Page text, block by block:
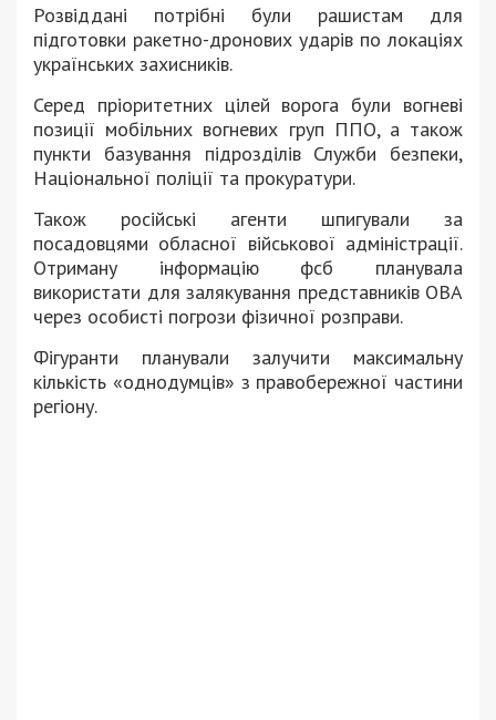
Розвіддані потрібні були рашистам для
підготовки ракетно-дронових ударів по локаціях
українських захисників.
Серед пріоритетних цілей ворога були вогневі
позиції мобільних вогневих груп ППО, а також
пункти базування підрозділів Служби безпеки,
Національної поліції та прокуратури.
Також російські агенти шпигували за
посадовцями обласної військової адміністрації.
Отриману інформацію фсб планувала
використати для залякування представників ОВА
через особисті погрози фізичної розправи.
Фігуранти планували залучити максимальну
кількість «однодумців» з правобережної частини
регіону.